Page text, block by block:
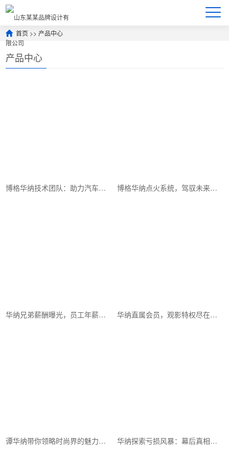
首页 >> 产品中心
产品中心
博格华纳技术团队：助力汽车行业迈向新高峰 博格华纳点火系统，驾驭未来，动力无界限
华纳兄弟薪酬曝光，员工年薪让你羡慕不已！ 华纳直属会员，观影特权尽在掌握
谭华纳带你领略时尚界的魅力与风采！ 华纳探索亏损风暴：幕后真相令人震惊